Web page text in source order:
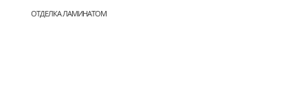
ОТДЕЛКА ЛАМИНАТОМ